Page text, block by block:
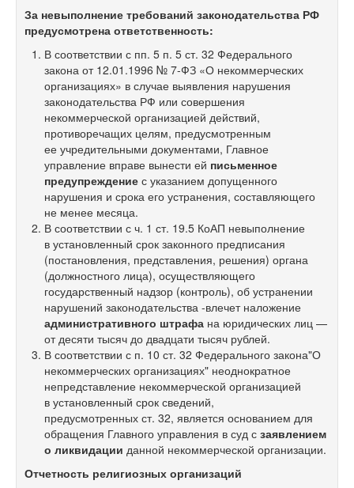
За невыполнение требований законодательства РФ
предусмотрена ответственность:
В соответствии с пп. 5 п. 5 ст. 32 Федерального
закона от 12.01.1996 № 7-ФЗ «О некоммерческих
организациях» в случае выявления нарушения
законодательства РФ или совершения
некоммерческой организацией действий,
противоречащих целям, предусмотренным
ее учредительными документами, Главное
управление вправе вынести ей письменное
предупреждение с указанием допущенного
нарушения и срока его устранения, составляющего
не менее месяца.
В соответствии с ч. 1 ст. 19.5 КоАП невыполнение
в установленный срок законного предписания
(постановления, представления, решения) органа
(должностного лица), осуществляющего
государственный надзор (контроль), об устранении
нарушений законодательства -влечет наложение
административного штрафа на юридических лиц —
от десяти тысяч до двадцати тысяч рублей.
В соответствии с п. 10 ст. 32 Федерального закона"О
некоммерческих организациях" неоднократное
непредставление некоммерческой организацией
в установленный срок сведений,
предусмотренных ст. 32, является основанием для
обращения Главного управления в суд с заявлением
о ликвидации данной некоммерческой организации.
Отчетность религиозных организаций